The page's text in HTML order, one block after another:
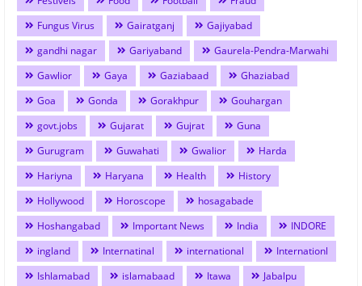
Fungus Virus
Gairatganj
Gajiyabad
gandhi nagar
Gariyaband
Gaurela-Pendra-Marwahi
Gawlior
Gaya Gaziabaad
Ghaziabad
Goa
Gonda Gorakhpur
Gouhargan
govt.jobs
Gujarat Gujrat
Guna
Gurugram
Guwahati Gwalior
Harda
Hariyna
Haryana Health
History
Hollywood
Horoscope
hosagabade
Hoshangabad
Important News India
INDORE
ingland
Internatinal international
Internationl
Ishlamabad
islamabaad Itawa
Jabalpu